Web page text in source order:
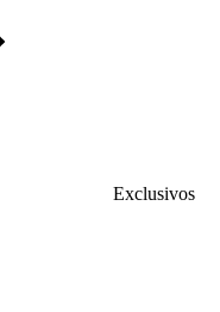
Exclusivos